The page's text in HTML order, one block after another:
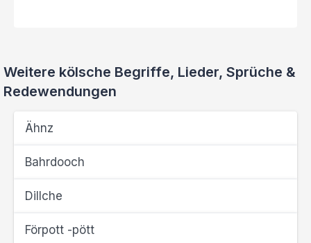
Weitere kölsche Begriffe, Lieder, Sprüche &
Redewendungen
Ähnz
Bahrdooch
Dillche
Förpott -pött